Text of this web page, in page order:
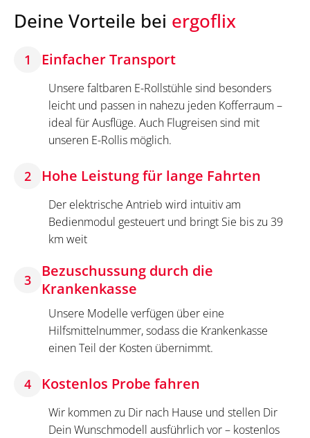
Deine Vorteile bei ergoflix
1 Einfacher Transport
Unsere faltbaren E-Rollstühle sind besonders
leicht und passen in nahezu jeden Kofferraum –
ideal für Ausflüge. Auch Flugreisen sind mit
unseren E-Rollis möglich.
2 Hohe Leistung für lange Fahrten
Der elektrische Antrieb wird intuitiv am
Bedienmodul gesteuert und bringt Sie bis zu 39
km weit
3
Bezuschussung durch die
Krankenkasse
Unsere Modelle verfügen über eine
Hilfsmittelnummer, sodass die Krankenkasse
einen Teil der Kosten übernimmt.
4 Kostenlos Probe fahren
Wir kommen zu Dir nach Hause und stellen Dir
Dein Wunschmodell ausführlich vor – kostenlos